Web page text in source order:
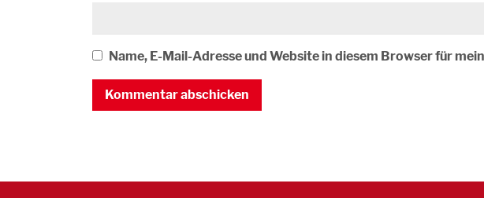
Name, E-Mail-Adresse und Website in diesem Browser für